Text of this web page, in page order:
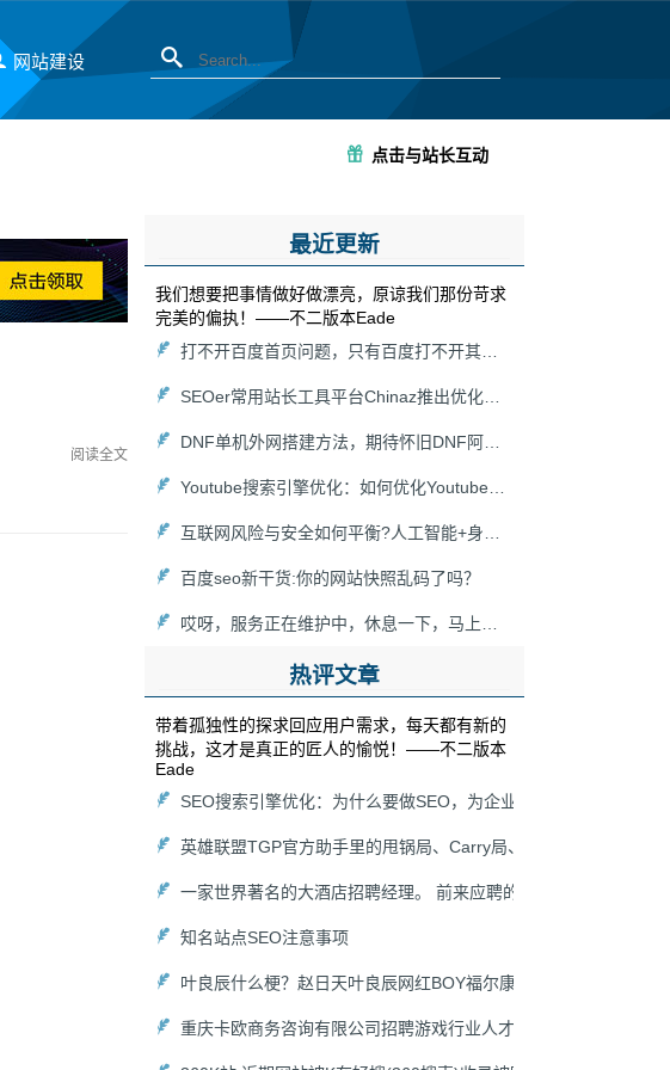
网站建设
点击与站长互动
阅读全文
最近更新
我们想要把事情做好做漂亮，原谅我们那份苛求
完美的偏执！——不二版本Eade
打不开百度首页问题，只有百度打不开其他能打开怎么解决？
SEOer常用站长工具平台Chinaz推出优化关键词在线分析挖掘生成功能工具集
DNF单机外网搭建方法，期待怀旧DNF阿拉德大陆回归！
Youtube搜索引擎优化：如何优化Youtube搜索算法
互联网风险与安全如何平衡?人工智能+身份认证
百度seo新干货:你的网站快照乱码了吗？
哎呀，服务正在维护中，休息一下，马上回来！[新浪博客维护]
热评文章
带着孤独性的探求回应用户需求，每天都有新的
挑战，这才是真正的匠人的愉悦！——不二版本
Eade
SEO搜索引擎优化：为什么要做SEO，为企业能带来什么价值（
英雄联盟TGP官方助手里的甩锅局、Carry局、尽力局、浪输局是
一家世界著名的大酒店招聘经理。 前来应聘的人非常多，老板想
知名站点SEO注意事项
叶良辰什么梗？赵日天叶良辰网红BOY福尔康来袭！
重庆卡欧商务咨询有限公司招聘游戏行业人才